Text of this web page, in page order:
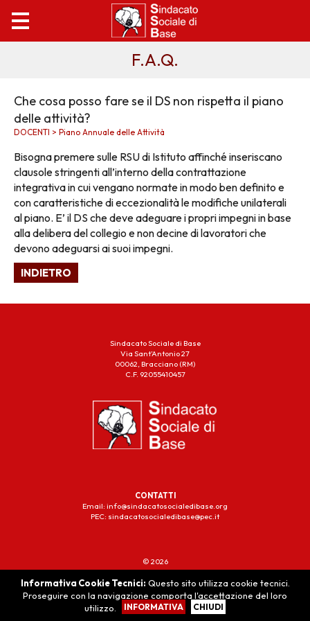
F.A.Q.
Che cosa posso fare se il DS non rispetta il piano
delle attività?
DOCENTI > Piano Annuale delle Attività
Bisogna premere sulle RSU di Istituto affinché inseriscano
clausole stringenti all’interno della contrattazione
integrativa in cui vengano normate in modo ben definito e
con caratteristiche di eccezionalità le modifiche unilaterali
al piano. E’ il DS che deve adeguare i propri impegni in base
alla delibera del collegio e non decine di lavoratori che
devono adeguarsi ai suoi impegni.
INDIETRO
Sindacato Sociale di Base
Via Sant’Antonio 27
00062, Bracciano (RM)
C.F. 92055410457
CONTATTI
Email: info@sindacatosocialedibase.org
PEC: sindacatosocialedibase@pec.it
© 2026
Powered by Artisticom
Informativa Cookie Tecnici: Questo sito utilizza cookie tecnici.
Proseguire con la navigazione comporta l'accettazione del loro
utilizzo.
INFORMATIVA CHIUDI